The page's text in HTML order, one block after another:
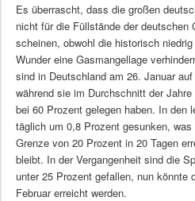
Es überrascht, dass die großen
nicht für die Füllstände der deutschen
scheinen, obwohl die historisch
Wunder eine Gasmangellage
sind in Deutschland am 26. Januar
während sie im Durchschnitt der
bei 60 Prozent gelegen haben. In den
täglich um 0,8 Prozent gesunken,
Grenze von 20 Prozent in 20 Tagen
bleibt. In der Vergangenheit sind die
unter 25 Prozent gefallen, nun könnte
Februar erreicht werden.